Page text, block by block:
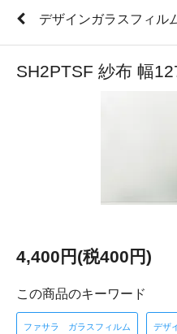
デザインガラスフィル
SH2PTSF 紗布 幅
4,400円(税400円)
この商品のキーワード
ファサラ ガラスフィルム デザ